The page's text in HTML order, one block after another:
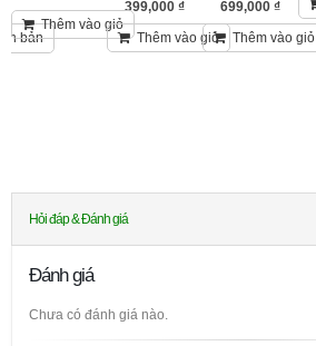
bản
Thêm vào giỏ
399,000 ₫
Thêm vào giỏ
699,000 ₫
Thêm vào giỏ
Hỏi đáp & Đánh giá
Đánh giá
Chưa có đánh giá nào.